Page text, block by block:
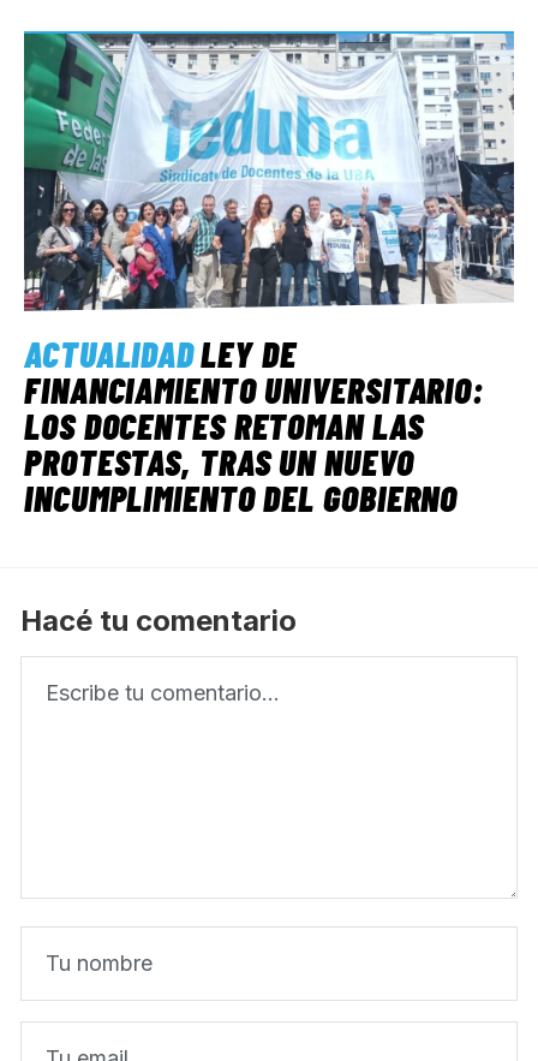
ACTUALIDADLEY DE
FINANCIAMIENTO UNIVERSITARIO:
LOS DOCENTES RETOMAN LAS
PROTESTAS, TRAS UN NUEVO
INCUMPLIMIENTO DEL GOBIERNO
Hacé tu comentario